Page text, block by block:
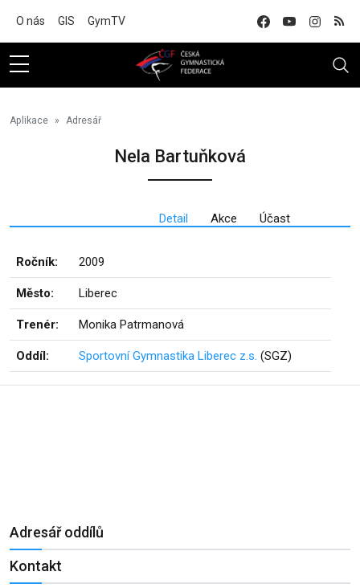
O nás GIS GymTV
Aplikace Adresář
Nela Bartuňková
Detail Akce Účast
Ročník: 2009
Město: Liberec
Trenér: Monika Patrmanová
Oddíl: Sportovní Gymnastika Liberec z.s. (SGZ)
Adresář oddílů
Kontakt